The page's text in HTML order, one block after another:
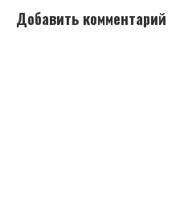
Добавить комментарий